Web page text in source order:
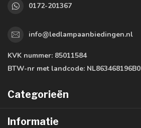
0172-201367
info@ledlampaanbiedingen.nl
KVK nummer: 85011584
BTW-nr met landcode:
Categorieën
Informatie